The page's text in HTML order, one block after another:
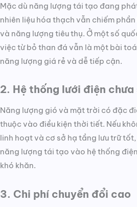
Mặc dù năng lượng tái tạo đang
nhiên liệu hóa thạch vẫn chiếm
và năng lượng tiêu thụ. Ở một số
việc từ bỏ than đá vẫn là một bài
năng lượng giá rẻ và dễ tiếp cận.
2. Hệ thống lưới điện chưa
Năng lượng gió và mặt trời có đặc
thuộc vào điều kiện thời tiết. Nếu
linh hoạt và cơ sở hạ tầng lưu trữ
năng lượng tái tạo vào hệ thống
khó khăn.
3. Chi phí chuyển đổi cao